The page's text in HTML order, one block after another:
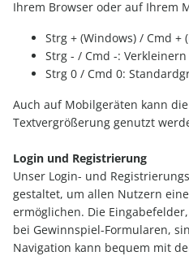
Ihrem Browser oder auf Ihrem
Strg + (Windows) / Cmd +
Strg - / Cmd -: Verkleinern
Strg 0 / Cmd 0:
Auch auf Mobilgeräten kann
Textvergrößerung genutzt
Login und Registrierung
Unser Login- und
gestaltet, um allen Nutzern
ermöglichen. Die
bei Gewinnspiel-Formularen,
Navigation kann bequem mit